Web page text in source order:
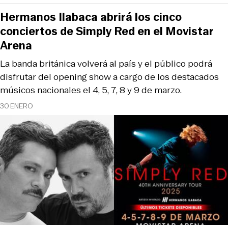
30 ENERO
La banda británica volverá al país y el público podrá
disfrutar del opening show a cargo de los destacados
músicos nacionales el 4, 5, 7, 8 y 9 de marzo.
Hermanos Ilabaca abrirá los cinco
conciertos de Simply Red en el Movistar
Arena